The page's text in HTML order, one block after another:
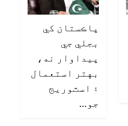
پاڪستان کي
بجلي جي
پيداوار نه،
بهتر استعمال
۽ اسٽوريج
جو…